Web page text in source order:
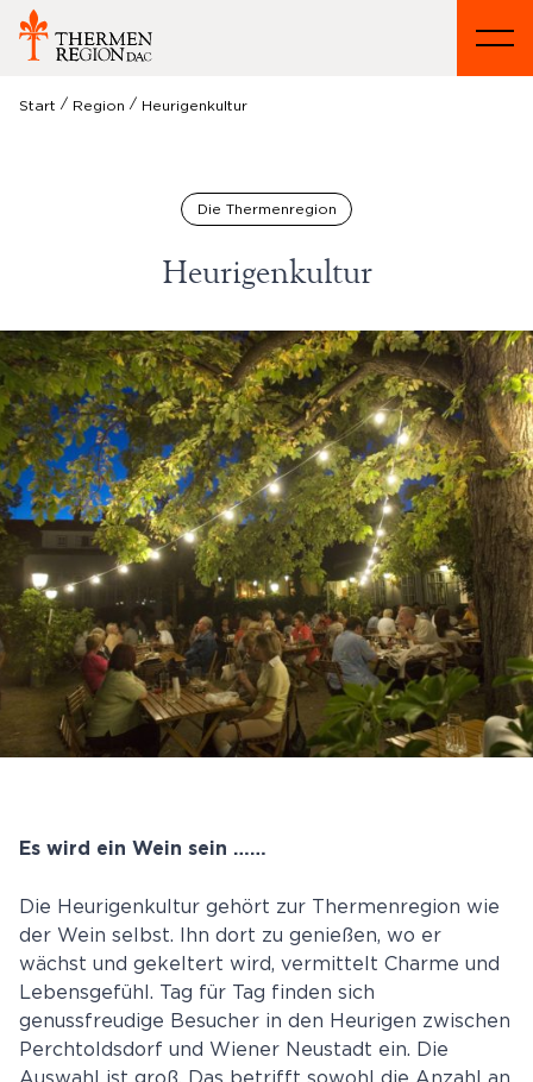
Start / Region / Heurigenkultur
Die Thermenregion
Heurigenkultur
Es wird ein Wein sein ……
Die Heurigenkultur gehört zur Thermenregion wie
der Wein selbst. Ihn dort zu genießen, wo er
wächst und gekeltert wird, vermittelt Charme und
Lebensgefühl. Tag für Tag finden sich
genussfreudige Besucher in den Heurigen zwischen
Perchtoldsdorf und Wiener Neustadt ein. Die
Auswahl ist groß. Das betrifft sowohl die Anzahl an